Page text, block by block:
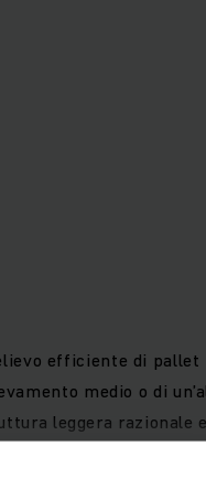
efficiente di
medio o di
leggera razionale
efficienza. Il
stessa altezza. Il